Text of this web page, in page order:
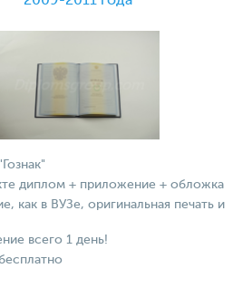
диплом + приложение + обложка
как в ВУЗе, оригинальная печать и
всего 1 день!